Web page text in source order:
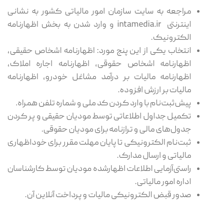
مراجعه به سایت سازمان امور مالیاتی کشور به نشانی
اینترنتی intamedia.ir و وارد شدن به بخش اظهارنامه
الکترونیک.
انتخاب یکی از این پنج مورد: اظهارنامه اشخاص حقیقی،
اظهارنامه اشخاص حقوقی، اظهارنامه اجاره املاک،
اظهارنامه مالیات بر درآمد مشاغل خودرو، اظهارنامه
مالیات بر ارزش افزوده.
پیش‌ثبت‌نام با وارد کردن کد ملی و شماره تلفن همراه.
تکمیل جداول اطلاعاتی توسط مودیان حقیقی و پر کردن
جدول‌های مالی و ترازنامه برای مودیان حقوقی.
ثبت‌نام الکترونیکی تا پایان مهلت مقرر برای خوداظهاری
مالیاتی و ارسال مدارک.
راستی‌آزمایی اطلاعات اظهارشده مودیان توسط کارشناسان
اداره امور مالیاتی.
صدور قبض الکترونیکی مالیات و پرداخت آنلاین آن.